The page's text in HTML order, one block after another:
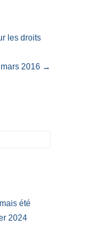
les droits
mars 2016 →
été
2024